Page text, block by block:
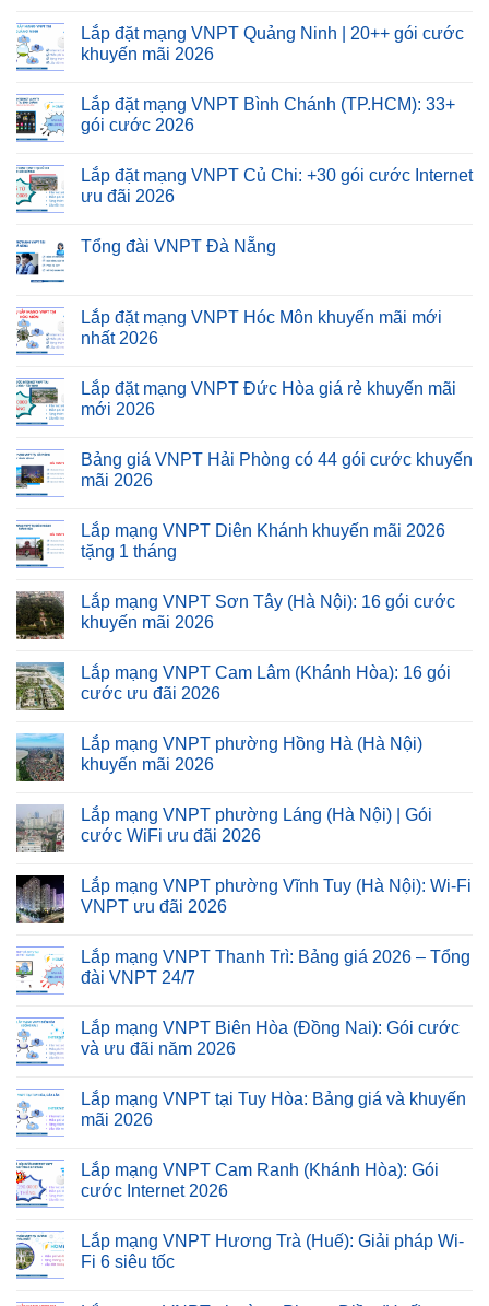
Lắp đặt mạng VNPT Quảng Ninh | 20++ gói cước
khuyến mãi 2026
Lắp đặt mạng VNPT Bình Chánh (TP.HCM): 33+
gói cước 2026
Lắp đặt mạng VNPT Củ Chi: +30 gói cước Internet
ưu đãi 2026
Tổng đài VNPT Đà Nẵng
Lắp đặt mạng VNPT Hóc Môn khuyến mãi mới
nhất 2026
Lắp đặt mạng VNPT Đức Hòa giá rẻ khuyến mãi
mới 2026
Bảng giá VNPT Hải Phòng có 44 gói cước khuyến
mãi 2026
Lắp mạng VNPT Diên Khánh khuyến mãi 2026
tặng 1 tháng
Lắp mạng VNPT Sơn Tây (Hà Nội): 16 gói cước
khuyến mãi 2026
Lắp mạng VNPT Cam Lâm (Khánh Hòa): 16 gói
cước ưu đãi 2026
Lắp mạng VNPT phường Hồng Hà (Hà Nội)
khuyến mãi 2026
Lắp mạng VNPT phường Láng (Hà Nội) | Gói
cước WiFi ưu đãi 2026
Lắp mạng VNPT phường Vĩnh Tuy (Hà Nội): Wi-Fi
VNPT ưu đãi 2026
Lắp mạng VNPT Thanh Trì: Bảng giá 2026 – Tổng
đài VNPT 24/7
Lắp mạng VNPT Biên Hòa (Đồng Nai): Gói cước
và ưu đãi năm 2026
Lắp mạng VNPT tại Tuy Hòa: Bảng giá và khuyến
mãi 2026
Lắp mạng VNPT Cam Ranh (Khánh Hòa): Gói
cước Internet 2026
Lắp mạng VNPT Hương Trà (Huế): Giải pháp Wi-
Fi 6 siêu tốc